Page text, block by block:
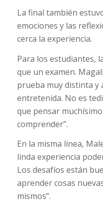
La final también
emociones y las
cerca la experiencia.
Para los estudiantes,
que un examen.
prueba muy distinta y
entretenida. No es
que pensar
comprender”.
En la misma línea,
linda experiencia
Los desafíos están
aprender cosas
mismos”.